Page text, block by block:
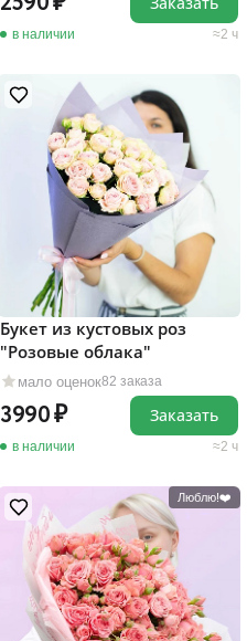
в наличии 2 ч
мало оценок82 заказа
Букет из кустовых роз
"Розовые облака"
3990
в наличии 2 ч
Заказать
Люблю!❤️